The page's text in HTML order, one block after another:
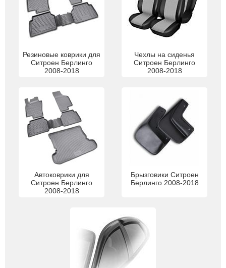
Резиновые коврики для
Ситроен Берлинго
2008-2018
Чехлы на сиденья
Ситроен Берлинго
2008-2018
Автоковрики для
Ситроен Берлинго
2008-2018
Брызговики Ситроен
Берлинго 2008-2018